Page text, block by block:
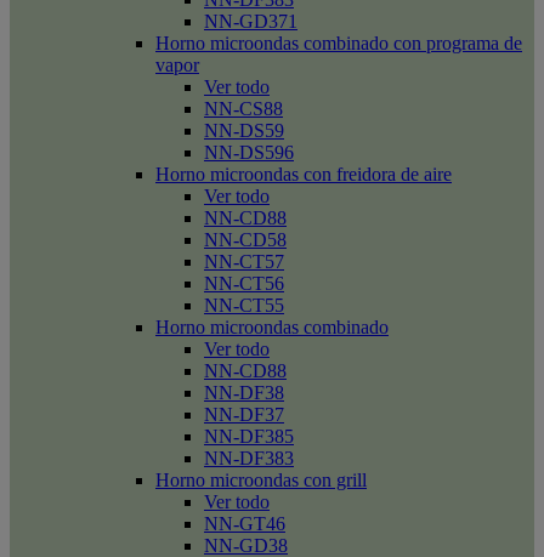
NN-GD371
Horno microondas combinado con programa de
vapor
Ver todo
NN-CS88
NN-DS59
NN-DS596
Horno microondas con freidora de aire
Ver todo
NN-CD88
NN-CD58
NN-CT57
NN-CT56
NN-CT55
Horno microondas combinado
Ver todo
NN-CD88
NN-DF38
NN-DF37
NN-DF385
NN-DF383
Horno microondas con grill
Ver todo
NN-GT46
NN-GD38